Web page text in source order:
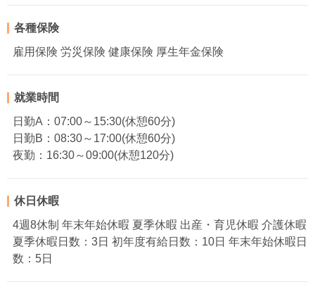
各種保険
雇用保険 労災保険 健康保険 厚生年金保険
就業時間
日勤A：07:00～15:30(休憩60分)
日勤B：08:30～17:00(休憩60分)
夜勤：16:30～09:00(休憩120分)
休日休暇
4週8休制 年末年始休暇 夏季休暇 出産・育児休暇 介護休暇
夏季休暇日数：3日 初年度有給日数：10日 年末年始休暇日
数：5日